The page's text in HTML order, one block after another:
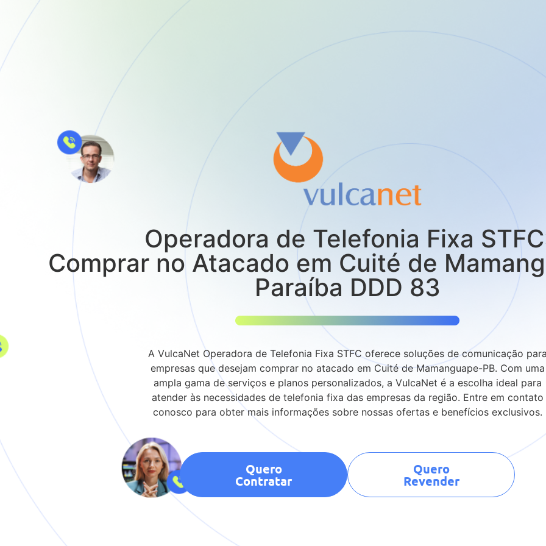
Operadora de Telefonia Fixa
Comprar no Atacado em Cuité de
Paraíba DDD 83
A VulcaNet Operadora de Telefonia Fixa STFC oferece soluções de comunicação
empresas que desejam comprar no atacado em Cuité de Mamanguape-PB. Com uma
ampla gama de serviços e planos personalizados, a VulcaNet é a escolha ideal para
atender às necessidades de telefonia fixa das empresas da região. Entre em contato
conosco para obter mais informações sobre nossas ofertas e benefícios exclusivos.
Quero
Contratar
Quero
Revender